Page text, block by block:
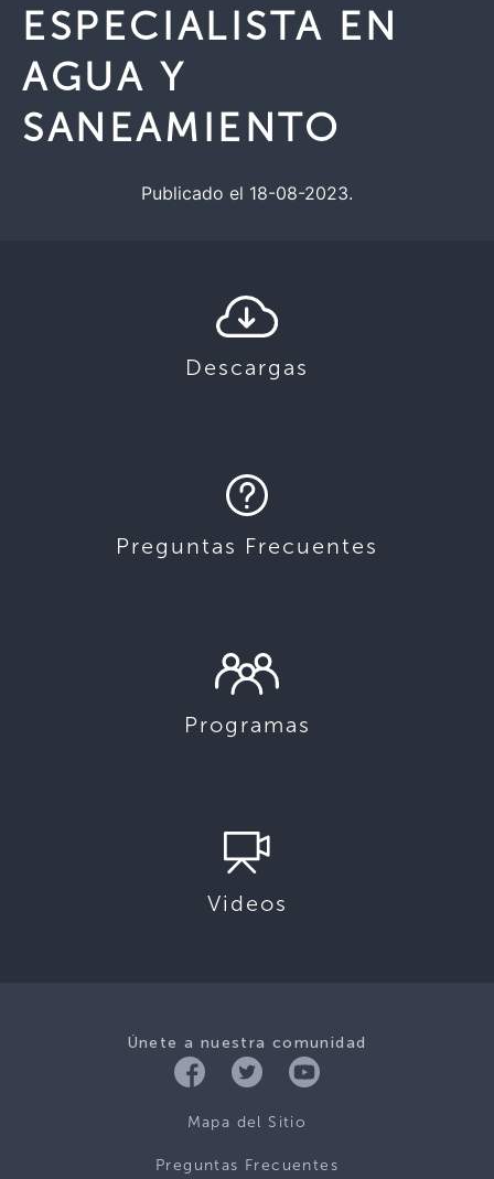
ESPECIALISTA EN
AGUA Y
SANEAMIENTO
Publicado el 18-08-2023.
Descargas
Preguntas Frecuentes
Programas
Videos
Únete a nuestra comunidad
Mapa del Sitio
Preguntas Frecuentes